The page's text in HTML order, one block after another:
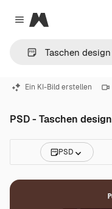
Close menu
Magnific
Ein KI-Bild erstellen
PSD - Taschen design
PSD